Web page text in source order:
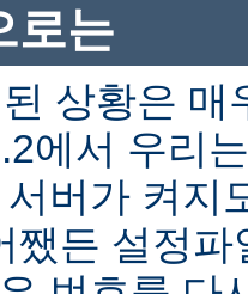
로는
상황은 매
에서 우리
버가 켜지
쨌든 설정